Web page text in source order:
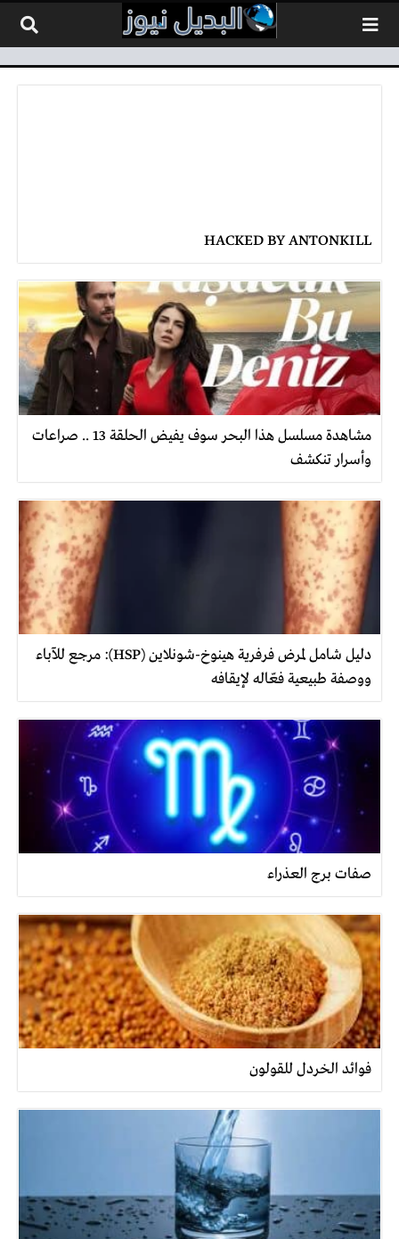
HACKED BY ANTONKILL
مشاهدة مسلسل هذا البحر سوف يفيض الحلقة 13 .. صراعات
وأسرار تنكشف
دليل شامل لمرض فرفرية هينوخ-شونلاين (HSP): مرجع للآباء
ووصفة طبيعية فعّاله لإيقافه
صفات برج العذراء
فوائد الخردل للقولون